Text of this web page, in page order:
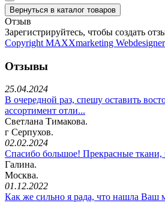
Отзыв
Зарегистрируйтесь, чтобы создать
Copyright MAXXmarketing
Отзывы
25.04.2024
В очередной раз, спешу оставить
ассортимент отли...
Светлана Тимакова.
г Серпухов.
02.02.2024
Спасибо большое! Прекрасные
Галина.
Москва.
01.12.2022
Как же сильно я рада, что нашла